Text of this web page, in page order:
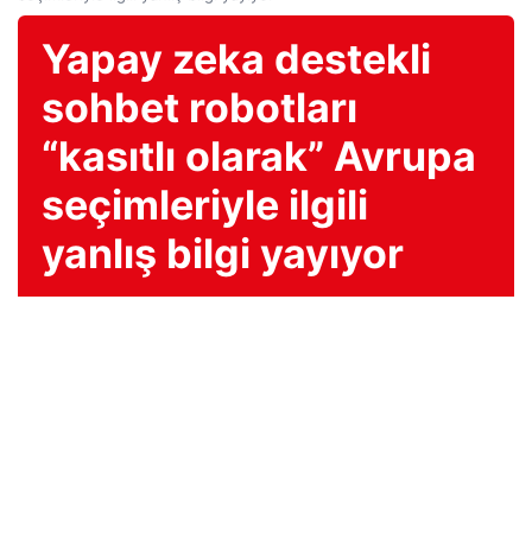
Yapay zeka destekli
sohbet robotları
“kasıtlı olarak” Avrupa
seçimleriyle ilgili
yanlış bilgi yayıyor